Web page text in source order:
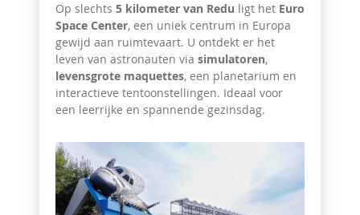
Op slechts 5 kilometer van Redu ligt het Euro
Space Center, een uniek centrum in Europa
gewijd aan ruimtevaart. U ontdekt er het
leven van astronauten via simulatoren,
levensgrote maquettes, een planetarium en
interactieve tentoonstellingen. Ideaal voor
een leerrijke en spannende gezinsdag.